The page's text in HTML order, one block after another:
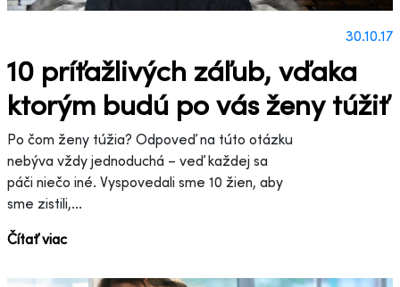
30.10.17
10 príťažlivých záľub, vďaka
ktorým budú po vás ženy túžiť
Po čom ženy túžia? Odpoveď na túto otázku
nebýva vždy jednoduchá – veď každej sa
páči niečo iné. Vyspovedali sme 10 žien, aby
sme zistili,...
Čítať viac